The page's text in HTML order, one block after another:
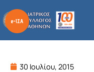
στο
περιεχόμενο
30 Ιουλίου, 2015